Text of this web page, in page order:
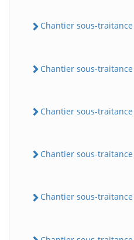
Chantier sous-traitance
Chantier sous-traitance
Chantier sous-traitance
Chantier sous-traitance
Chantier sous-traitance